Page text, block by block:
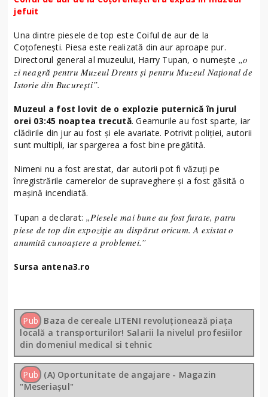
jefuit
Una dintre piesele de top este Coiful de aur de la
Coțofenești. Piesa este realizată din aur aproape pur.
Directorul general al muzeului, Harry Tupan, o numește „o
zi neagră pentru Muzeul Drents și pentru Muzeul Național de
Istorie din București”.
Muzeul a fost lovit de o explozie puternică în jurul
orei 03:45 noaptea trecută. Geamurile au fost sparte, iar
clădirile din jur au fost și ele avariate. Potrivit poliției, autorii
sunt multipli, iar spargerea a fost bine pregătită.
Nimeni nu a fost arestat, dar autorii pot fi văzuți pe
înregistrările camerelor de supraveghere și a fost găsită o
mașină incendiată.
Tupan a declarat: „Piesele mai bune au fost furate, patru
piese de top din expoziție au dispărut oricum. A existat o
anumită cunoaștere a problemei.”
Sursa antena3.ro
Pub Baza de cereale LITENI revoluționează piața
locală a transporturilor! Salarii la nivelul profesiilor
din domeniul medical si tehnic
Pub (A) Oportunitate de angajare - Magazin
"Meseriașul"